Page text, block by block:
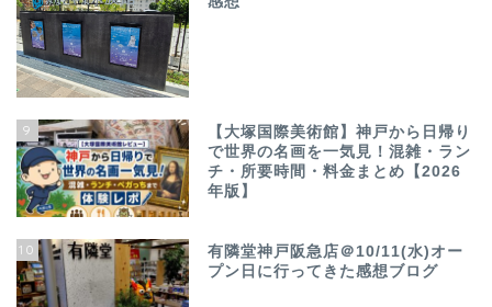
9
【大塚国際美術館】神戸から日帰り
で世界の名画を一気見！混雑・ラン
チ・所要時間・料金まとめ【2026
年版】
10
有隣堂神戸阪急店＠10/11(水)オー
プン日に行ってきた感想ブログ